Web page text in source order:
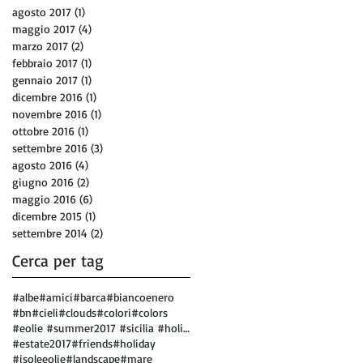
agosto 2017 (1)
maggio 2017 (4)
marzo 2017 (2)
febbraio 2017 (1)
gennaio 2017 (1)
dicembre 2016 (1)
novembre 2016 (1)
ottobre 2016 (1)
settembre 2016 (3)
agosto 2016 (4)
giugno 2016 (2)
maggio 2016 (6)
dicembre 2015 (1)
settembre 2014 (2)
Cerca per tag
#albe#amici#barca#biancoenero
#bn#cieli#clouds#colori#colors
#eolie #summer2017 #sicilia #holiday #vulcano
#estate2017#friends#holiday
#isoleeolie#landscape#mare